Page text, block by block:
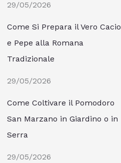
29/05/2026
Come Si Prepara il Vero Cacio
e Pepe alla Romana
Tradizionale
29/05/2026
Come Coltivare il Pomodoro
San Marzano in Giardino o in
Serra
29/05/2026